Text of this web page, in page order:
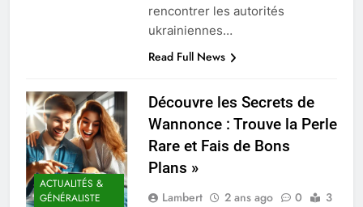
rencontrer les autorités
ukrainiennes…
Read Full News
ACTUALITÉS &
GÉNÉRALISTE
Découvre les Secrets de
Wannonce : Trouve la Perle
Rare et Fais de Bons
Plans »
Lambert 2 ans ago 0
3